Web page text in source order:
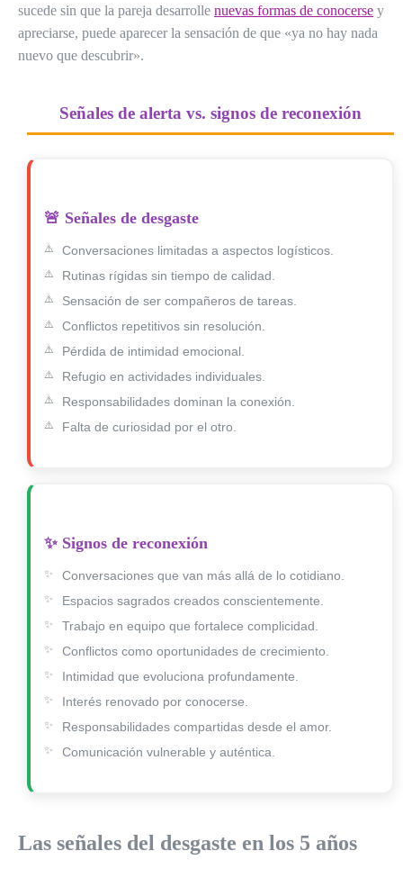
sucede sin que la pareja desarrolle nuevas formas de conocerse y
apreciarse, puede aparecer la sensación de que «ya no hay nada
nuevo que descubrir».
Señales de alerta vs. signos de reconexión
🚨 Señales de desgaste
Conversaciones limitadas a aspectos logísticos.
Rutinas rígidas sin tiempo de calidad.
Sensación de ser compañeros de tareas.
Conflictos repetitivos sin resolución.
Pérdida de intimidad emocional.
Refugio en actividades individuales.
Responsabilidades dominan la conexión.
Falta de curiosidad por el otro.
✨ Signos de reconexión
Conversaciones que van más allá de lo cotidiano.
Espacios sagrados creados conscientemente.
Trabajo en equipo que fortalece complicidad.
Conflictos como oportunidades de crecimiento.
Intimidad que evoluciona profundamente.
Interés renovado por conocerse.
Responsabilidades compartidas desde el amor.
Comunicación vulnerable y auténtica.
Las señales del desgaste en los 5 años